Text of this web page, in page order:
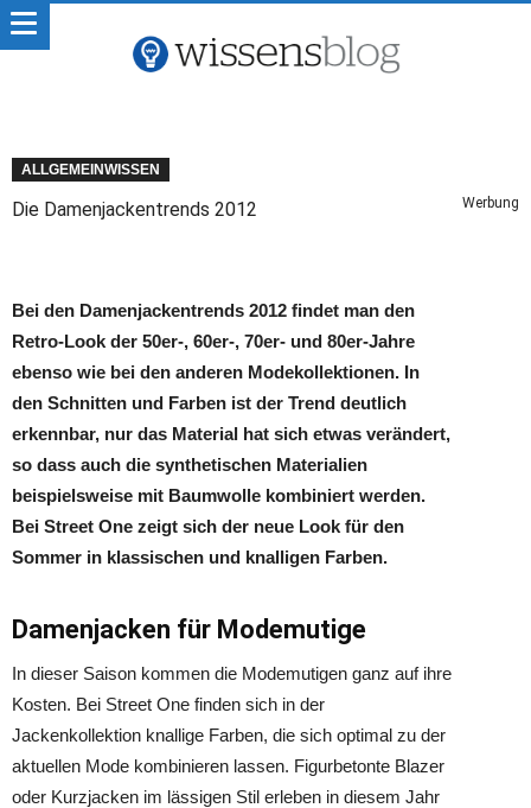
ALLGEMEINWISSEN
Die Damenjackentrends 2012 Werbung
Bei den Damenjackentrends 2012 findet man den
Retro-Look der 50er-, 60er-, 70er- und 80er-Jahre
ebenso wie bei den anderen Modekollektionen. In
den Schnitten und Farben ist der Trend deutlich
erkennbar, nur das Material hat sich etwas verändert,
so dass auch die synthetischen Materialien
beispielsweise mit Baumwolle kombiniert werden.
Bei Street One zeigt sich der neue Look für den
Sommer in klassischen und knalligen Farben.
Damenjacken für Modemutige
In dieser Saison kommen die Modemutigen ganz auf ihre
Kosten. Bei Street One finden sich in der
Jackenkollektion knallige Farben, die sich optimal zu der
aktuellen Mode kombinieren lassen. Figurbetonte Blazer
oder Kurzjacken im lässigen Stil erleben in diesem Jahr